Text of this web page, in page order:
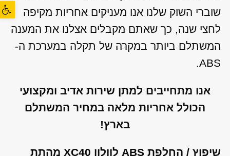
שוברי השוק שלנו אנו מעניקים אחריות מקיפה
לחצי שנה, כך שאתם מקבלים אצלנו את המענה
המשתלם ביותר במקרה של תקלה במערכת ה-
ABS.
אנו מתחייבים למתן שירות אדיב ומקצועי
הכולל אחריות מלאה במחיר המשתלם
בארץ!
שיפוץ / החלפת ABS לוולוו XC40 מהתת
פתח